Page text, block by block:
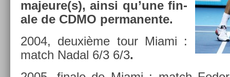
majeure(s), ainsi qu’une fin­
ale de CDMO per­manen­te.
2004, deuxième tour Miami :
match Nadal 6/3 6/3.